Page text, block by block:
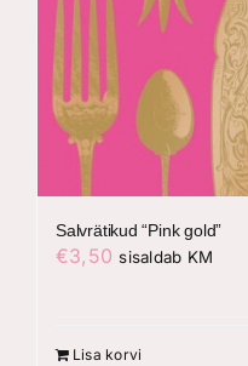
Salvrätikud “Pink gold”
€3,50 sisaldab KM
Lisa korvi